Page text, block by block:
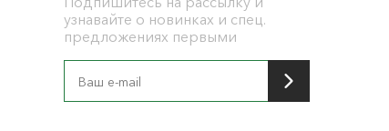
узнавайте о новинках и спец.
предложениях первыми